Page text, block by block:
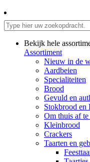
Bekijk hele
Assortiment
Nieuw in de
Aardbeien
Specialiteiten
Brood
Gevuld en
Stokbrood en
Om thuis af te
Kleinbrood
Crackers
Taarten en